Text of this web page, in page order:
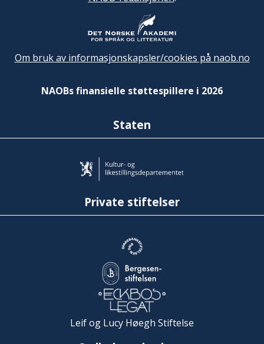
Om bruk av informasjonskapsler/cookies på naob.no
NAOBs finansielle støttespillere i 2026
Staten
Private stiftelser
Leif og Lucy Høegh Stiftelse